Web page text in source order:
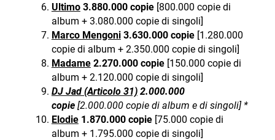
Ultimo3.880.000 copie [800.000 copie di
album + 3.080.000 copie di singoli]
Marco Mengoni3.630.000 copie [1.280.000
copie di album + 2.350.000 copie di singoli]
Madame2.270.000 copie [150.000 copie di
album + 2.120.000 copie di singoli]
DJ Jad (Articolo 31)2.000.000
copie [2.000.000 copie di album e di singoli] *
Elodie1.870.000 copie[75.000 copie di
album + 1.795.000 copie di singoli]